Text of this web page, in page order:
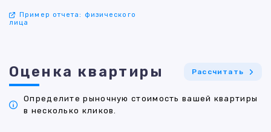
Пример отчета: физического
лица
Оценка квартиры Рассчитать
Определите рыночную стоимость вашей квартиры
в несколько кликов.